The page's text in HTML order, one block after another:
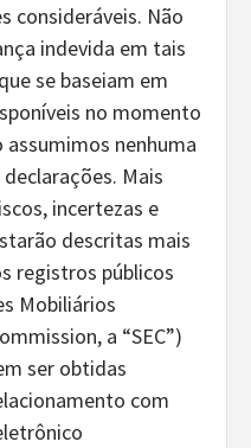
consideráveis. Não
indevida em tais
se baseiam em
no momento
assumimos nenhuma
Mais
incertezas e
descritas mais
registros públicos
Mobiliários
a “SEC”)
ser obtidas
com